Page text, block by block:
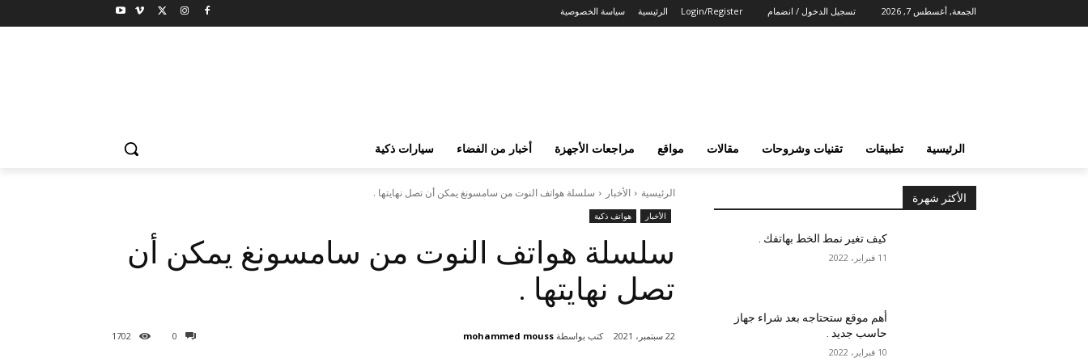
الجمعة, أغسطس 7, 2026 تسجيل الدخول / انضمام سياسة الخصوصية الرئيسية Login/Register
الرئيسية تطبيقات تقنيات وشروحات مقالات مواقع مراجعات الأجهزة أخبار من الفضاء سيارات ذكية
الرئيسية الأخبار سلسلة هواتف النوت من سامسونغ يمكن أن تصل نهايتها .
الأخبار هواتف ذكية
سلسلة هواتف النوت من سامسونغ يمكن أن
تصل نهايتها .
0
1702 22 سبتمبر، 2021 كتب بواسطة mohammed mouss
الأكثر شهرة
كيف تغير نمط الخط بهاتفك .
11 فبراير، 2022
أهم موقع ستحتاجه بعد شراء جهاز
حاسب جديد .
10 فبراير، 2022